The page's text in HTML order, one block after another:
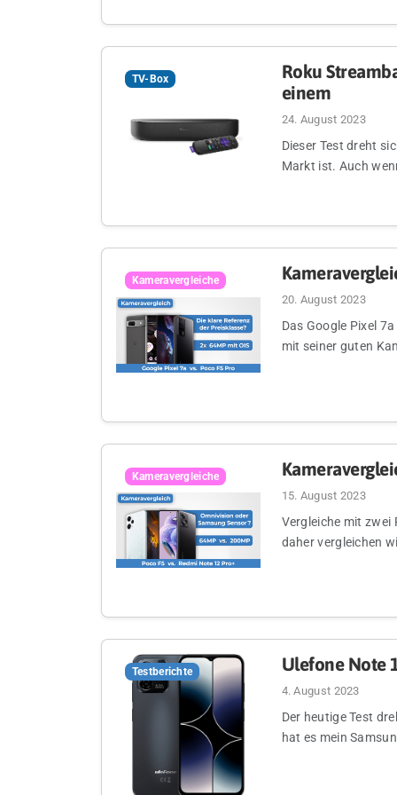
TV-Box
Roku
einem
24. August 2023
Dieser Test dreht
Markt ist. Auch
Kameravergleiche
20. August 2023
Das Google Pixel
mit seiner guten
Kameravergleiche
15. August 2023
Vergleiche mit zwei
daher vergleichen
Testberichte Ulefone Note
4. August 2023
Der heutige Test
hat es mein